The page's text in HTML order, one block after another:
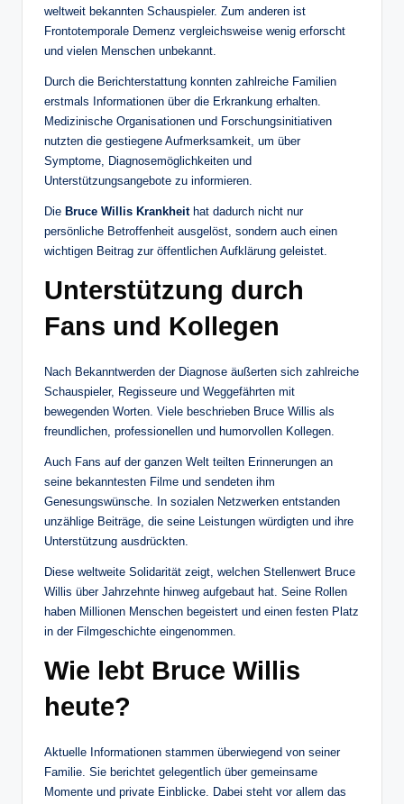
weltweit bekannten Schauspieler. Zum anderen ist
Frontotemporale Demenz vergleichsweise wenig erforscht
und vielen Menschen unbekannt.
Durch die Berichterstattung konnten zahlreiche Familien
erstmals Informationen über die Erkrankung erhalten.
Medizinische Organisationen und Forschungsinitiativen
nutzten die gestiegene Aufmerksamkeit, um über
Symptome, Diagnosemöglichkeiten und
Unterstützungsangebote zu informieren.
Die Bruce Willis Krankheithat dadurch nicht nur
persönliche Betroffenheit ausgelöst, sondern auch einen
wichtigen Beitrag zur öffentlichen Aufklärung geleistet.
Unterstützung durch
Fans und Kollegen
Nach Bekanntwerden der Diagnose äußerten sich zahlreiche
Schauspieler, Regisseure und Weggefährten mit
bewegenden Worten. Viele beschrieben Bruce Willis als
freundlichen, professionellen und humorvollen Kollegen.
Auch Fans auf der ganzen Welt teilten Erinnerungen an
seine bekanntesten Filme und sendeten ihm
Genesungswünsche. In sozialen Netzwerken entstanden
unzählige Beiträge, die seine Leistungen würdigten und ihre
Unterstützung ausdrückten.
Diese weltweite Solidarität zeigt, welchen Stellenwert Bruce
Willis über Jahrzehnte hinweg aufgebaut hat. Seine Rollen
haben Millionen Menschen begeistert und einen festen Platz
in der Filmgeschichte eingenommen.
Wie lebt Bruce Willis
heute?
Aktuelle Informationen stammen überwiegend von seiner
Familie. Sie berichtet gelegentlich über gemeinsame
Momente und private Einblicke. Dabei steht vor allem das